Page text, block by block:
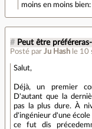
moins en moins
# Peut être
Posté par Ju Hash le 10
Salut,
Déjà, un premier
D'autant que la
pas la plus dure. À
d'ingénieur d'une
ce fut dis